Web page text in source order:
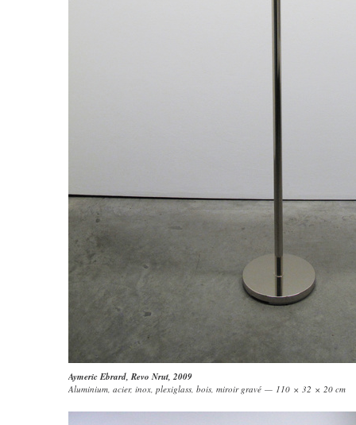
Aymeric Ebrard, Revo Nrut, 2009
Aluminium, acier, inox, plexiglass, bois, miroir gravé — 110 × 32 × 20 cm